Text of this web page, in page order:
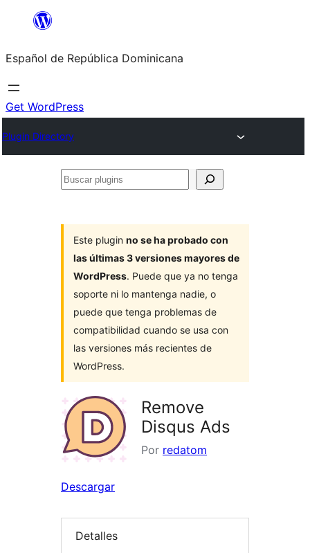
Saltar
contenido
Español de República Dominicana
Get WordPress
Plugin Directory
Buscar
Este plugin no se ha probado con
las últimas 3 versiones mayores de
WordPress. Puede que ya no tenga
soporte ni lo mantenga nadie, o
puede que tenga problemas de
compatibilidad cuando se usa con
las versiones más recientes de
WordPress.
Remove
Disqus Ads
Por redatom
Descargar
Detalles